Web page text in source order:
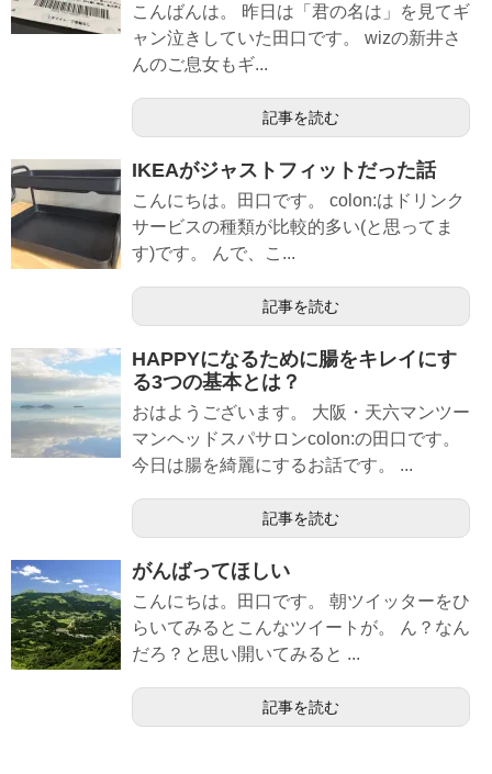
こんばんは。 昨日は「君の名は」を見てギ
ャン泣きしていた田口です。 wizの新井さ
んのご息女もギ...
記事を読む
IKEAがジャストフィットだった話
こんにちは。田口です。 colon:はドリンク
サービスの種類が比較的多い(と思ってま
す)です。 んで、こ...
記事を読む
HAPPYになるために腸をキレイにす
る3つの基本とは？
おはようございます。 大阪・天六マンツー
マンヘッドスパサロンcolon:の田口です。
今日は腸を綺麗にするお話です。 ...
記事を読む
がんばってほしい
こんにちは。田口です。 朝ツイッターをひ
らいてみるとこんなツイートが。 ん？なん
だろ？と思い開いてみると ...
記事を読む